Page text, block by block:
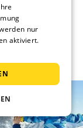
nur
aktiviert.